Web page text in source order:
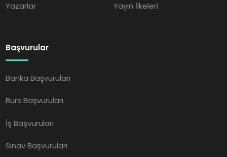
Yazarlar Yayın İlkeleri
Başvurular
Banka Başvuruları
Burs Başvuruları
İş Başvuruları
Sınav Başvuruları